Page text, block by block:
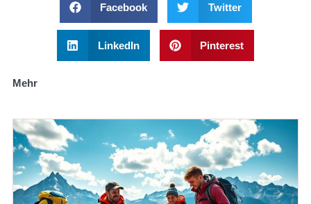
Facebook Twitter
LinkedIn Pinterest
Mehr